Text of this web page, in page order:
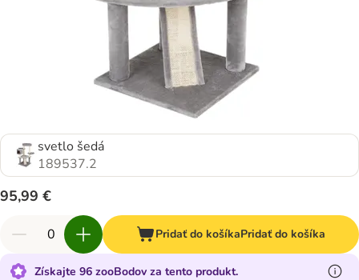
svetlo šedá
189537.2
95,99 €
Pridať do košíkaPridať do košíka
Získajte 96 zooBodov za tento produkt.